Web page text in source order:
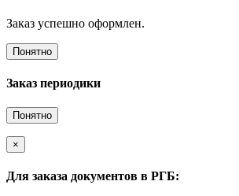
Заказ успешно оформлен.
Понятно
Заказ периодики
Понятно
×
Для заказа документов в РГБ: